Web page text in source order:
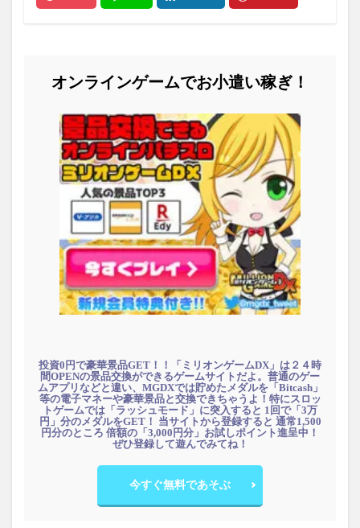
オンラインゲームでお小遣い稼ぎ！
投資0円で豪華景品GET！！「ミリオンゲームDX」は２４時
間OPENの景品交換ができるゲームサイトだよ。普通のゲー
ムアプリなどと違い、MGDXでは貯めたメダルを「Bitcash」
等の電子マネーや豪華景品と交換できちゃうよ！特にスロッ
トゲームでは「ラッシュモード」に突入すると 1回で「3万
円」分のメダルをGET！ 当サイトから登録すると 通常1,500
円分のところ 倍額の「3,000円分」お試しポイント進呈中！
ぜひ登録して遊んでみてね！
今すぐ無料であそぶ